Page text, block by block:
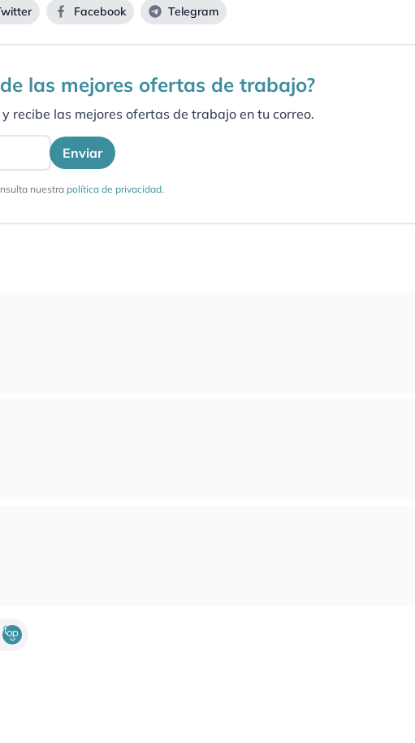
Facebook Telegram
las mejores ofertas de trabajo?
recibe las mejores ofertas de trabajo en tu correo.
Enviar
nuestra política de privacidad.